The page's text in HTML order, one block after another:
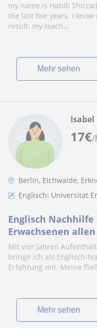
my name is Habib
the last five years. i
result. my teach...
Mehr sehen
17€/
Isabel
Berlin, Eichwalde,
Englisch: Universität
Englisch
Erwachsenen
fließend sprechen
Mit vier Jahren
bringe ich als Englisch-
Erfahrung mit. Meine
Mehr sehen